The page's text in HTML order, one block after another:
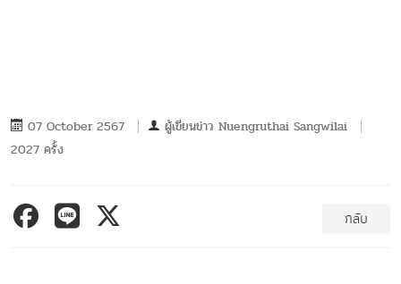
07 October 2567 ผู้เขียนข่าว Nuengruthai Sangwilai
2027 ครั้ง
กลับ